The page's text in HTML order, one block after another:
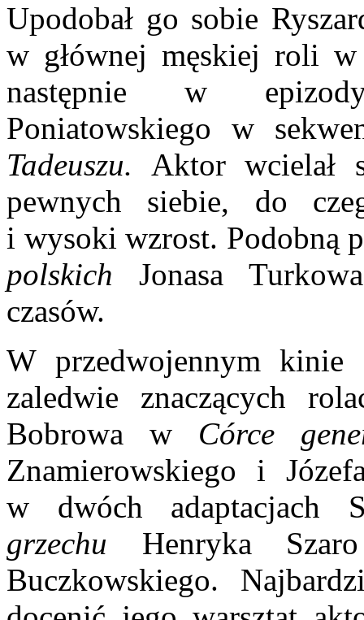
Upodobał go sobie
w głównej męskiej roli
następnie w
Poniatowskiego w
Tadeuszu. Aktor wcielał
pewnych siebie, do
i wysoki wzrost. Podobną
polskich Jonasa
czasów.
W przedwojennym
zaledwie znaczących
Bobrowa w Córce
Znamierowskiego i
w dwóch adaptacjach
grzechu Henryka
Buczkowskiego.